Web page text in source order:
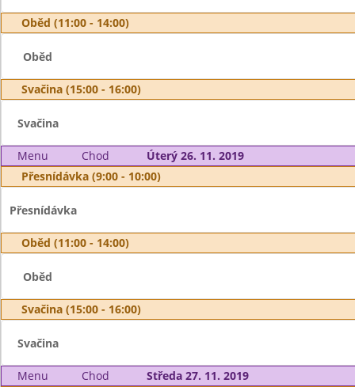
Oběd (11:00 - 14:00)
Oběd
Svačina (15:00 - 16:00)
Svačina
Menu Chod
Úterý 26. 11. 2019
Přesnídávka (9:00 - 10:00)
Přesnídávka
Oběd (11:00 - 14:00)
Oběd
Svačina (15:00 - 16:00)
Svačina
Menu Chod
Středa 27. 11. 2019